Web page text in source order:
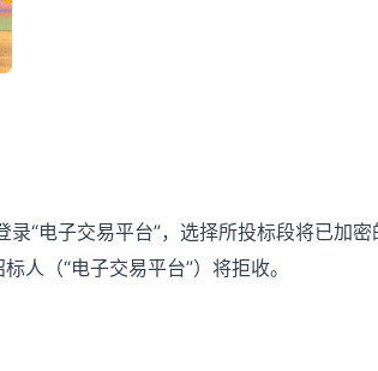
“电子交易平台”，选择所投标段将已加密
人（“电子交易平台”）将拒收。